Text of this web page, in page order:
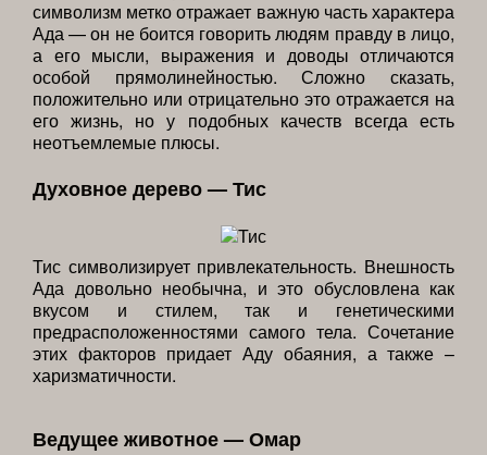
символизм метко отражает важную часть характера
Ада — он не боится говорить людям правду в лицо,
а его мысли, выражения и доводы отличаются
особой прямолинейностью. Сложно сказать,
положительно или отрицательно это отражается на
его жизнь, но у подобных качеств всегда есть
неотъемлемые плюсы.
Духовное дерево — Тис
Тис символизирует привлекательность. Внешность
Ада довольно необычна, и это обусловлена как
вкусом и стилем, так и генетическими
предрасположенностями самого тела. Сочетание
этих факторов придает Аду обаяния, а также –
харизматичности.
Ведущее животное — Омар